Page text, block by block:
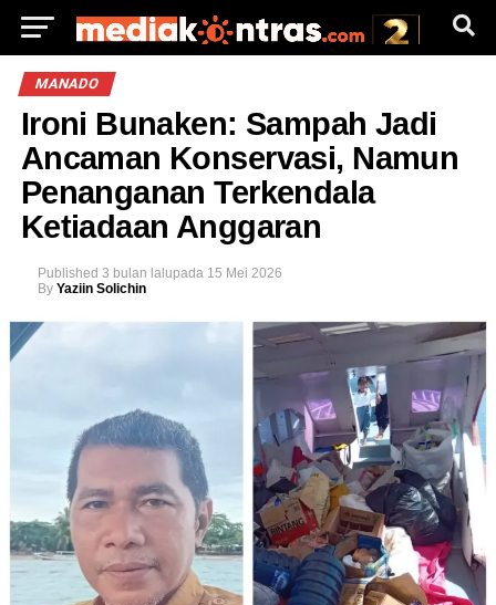
MANADO
Ironi Bunaken: Sampah Jadi
Ancaman Konservasi, Namun
Penanganan Terkendala
Ketiadaan Anggaran
Published 3 bulan lalupada 15 Mei 2026
By Yaziin Solichin